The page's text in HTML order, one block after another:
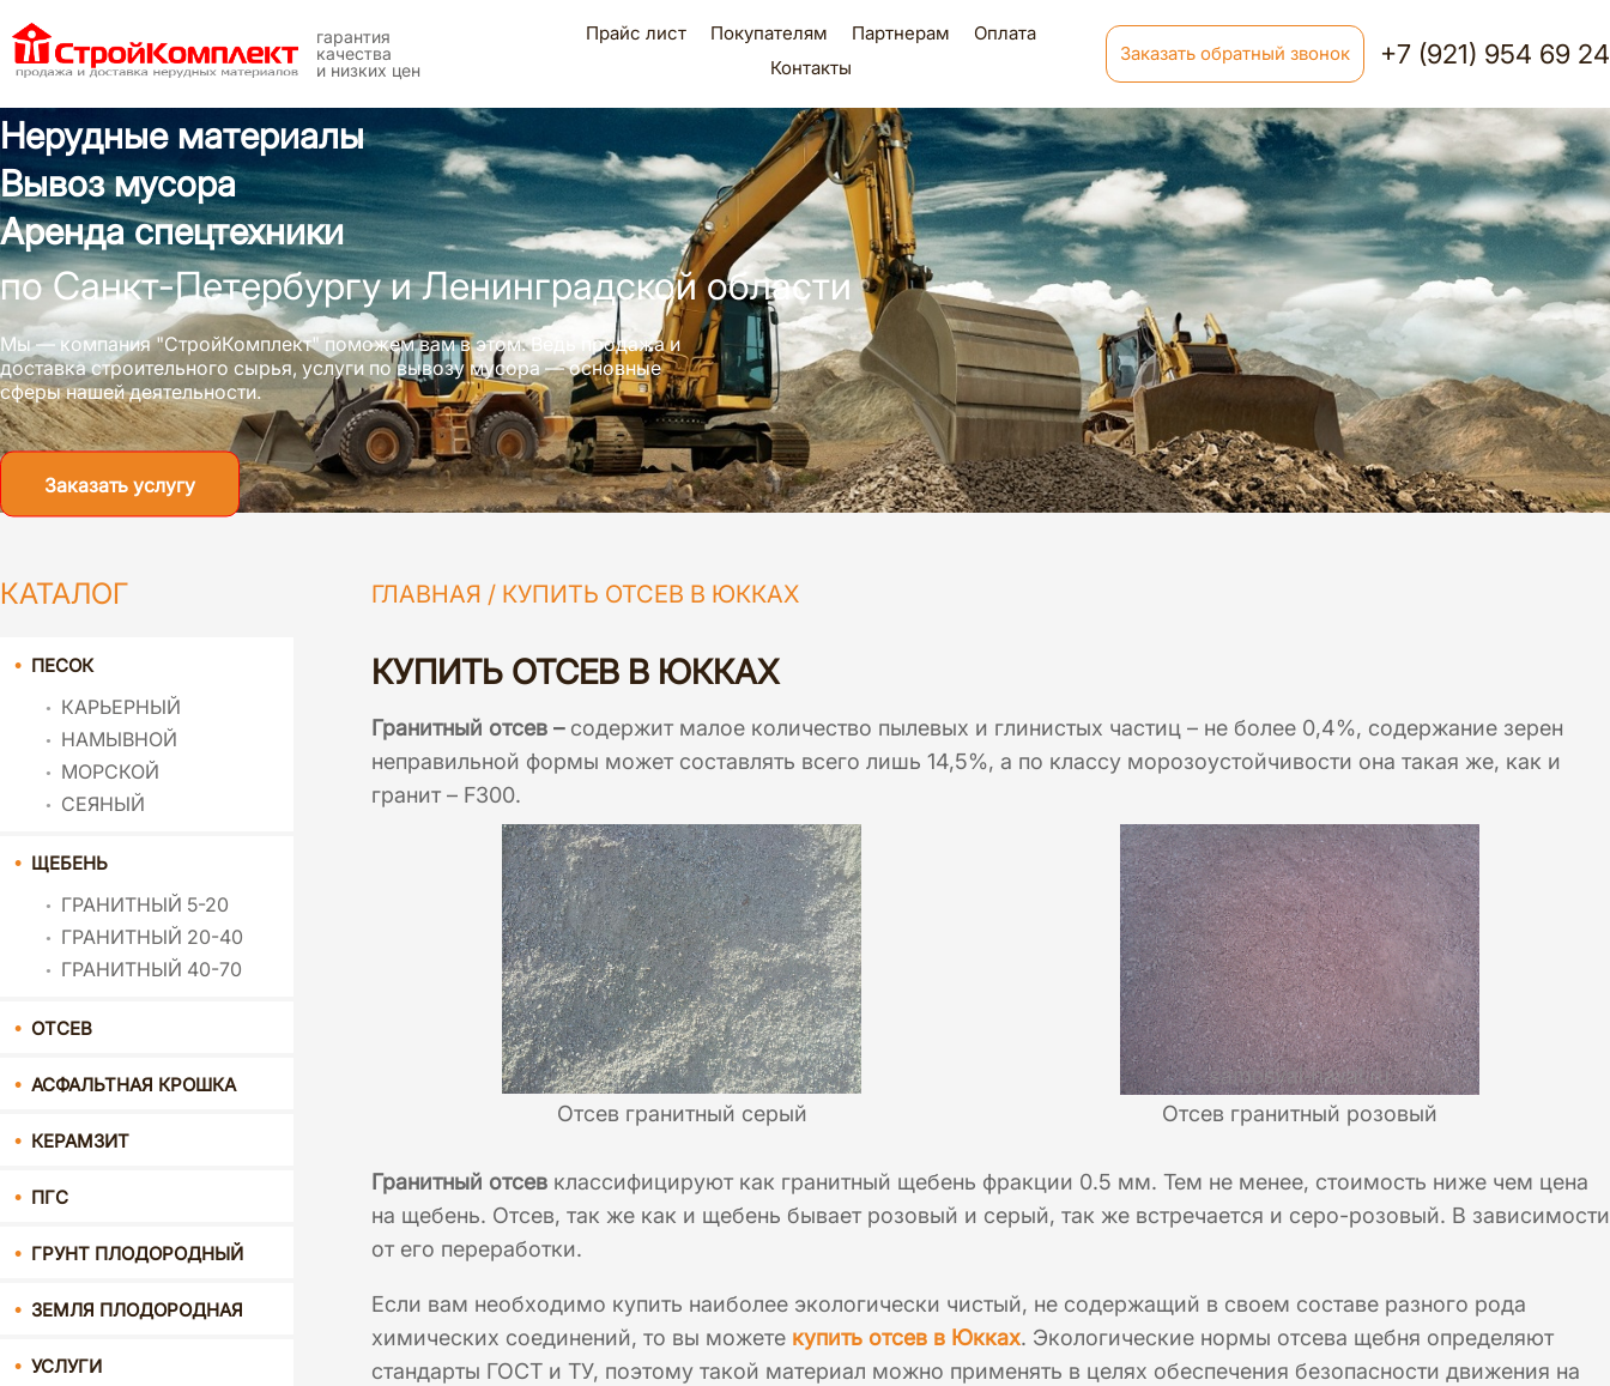
гарантия
качества
и низких цен
Прайс лист Покупателям Партнерам
Оплата
Контакты
Заказать обратный звонок +7 (921) 954 69 24
Нерудные материалы
Вывоз мусора
Аренда спецтехники
по Санкт-Петербургу и Ленинградской области
Мы — компания "СтройКомплект" поможем вам в этом. Ведь продажа и
доставка строительного сырья, услуги по вывозу мусора — основные
сферы нашей деятельности.
Заказать услугу
ГЛАВНАЯ / КУПИТЬ ОТСЕВ В ЮККАХ
КУПИТЬ ОТСЕВ В ЮККАХ
Гранитный отсев –содержит малое количество пылевых и глинистых частиц – не более 0,4%, содержание зерен
неправильной формы может составлять всего лишь 14,5%, а по классу морозоустойчивости она такая же, как и
гранит – F300.
Отсев гранитный серый Отсев гранитный розовый
Гранитный отсев классифицируют как гранитный щебень фракции 0.5 мм. Тем не менее, стоимость ниже чем цена
на щебень. Отсев, так же как и щебень бывает розовый и серый, так же встречается и серо-розовый. В зависимости
от его переработки.
Если вам необходимо купить наиболее экологически чистый, не содержащий в своем составе разного рода
химических соединений, то вы можете купить отсев в Юкках. Экологические нормы отсева щебня определяют
стандарты ГОСТ и ТУ, поэтому такой материал можно применять в целях обеспечения безопасности движения на
КАТАЛОГ
ПЕСОК
КАРЬЕРНЫЙ
НАМЫВНОЙ
МОРСКОЙ
СЕЯНЫЙ
ЩЕБЕНЬ
ГРАНИТНЫЙ 5-20
ГРАНИТНЫЙ 20-40
ГРАНИТНЫЙ 40-70
ОТСЕВ
АСФАЛЬТНАЯ КРОШКА
КЕРАМЗИТ
ПГС
ГРУНТ ПЛОДОРОДНЫЙ
ЗЕМЛЯ ПЛОДОРОДНАЯ
УСЛУГИ